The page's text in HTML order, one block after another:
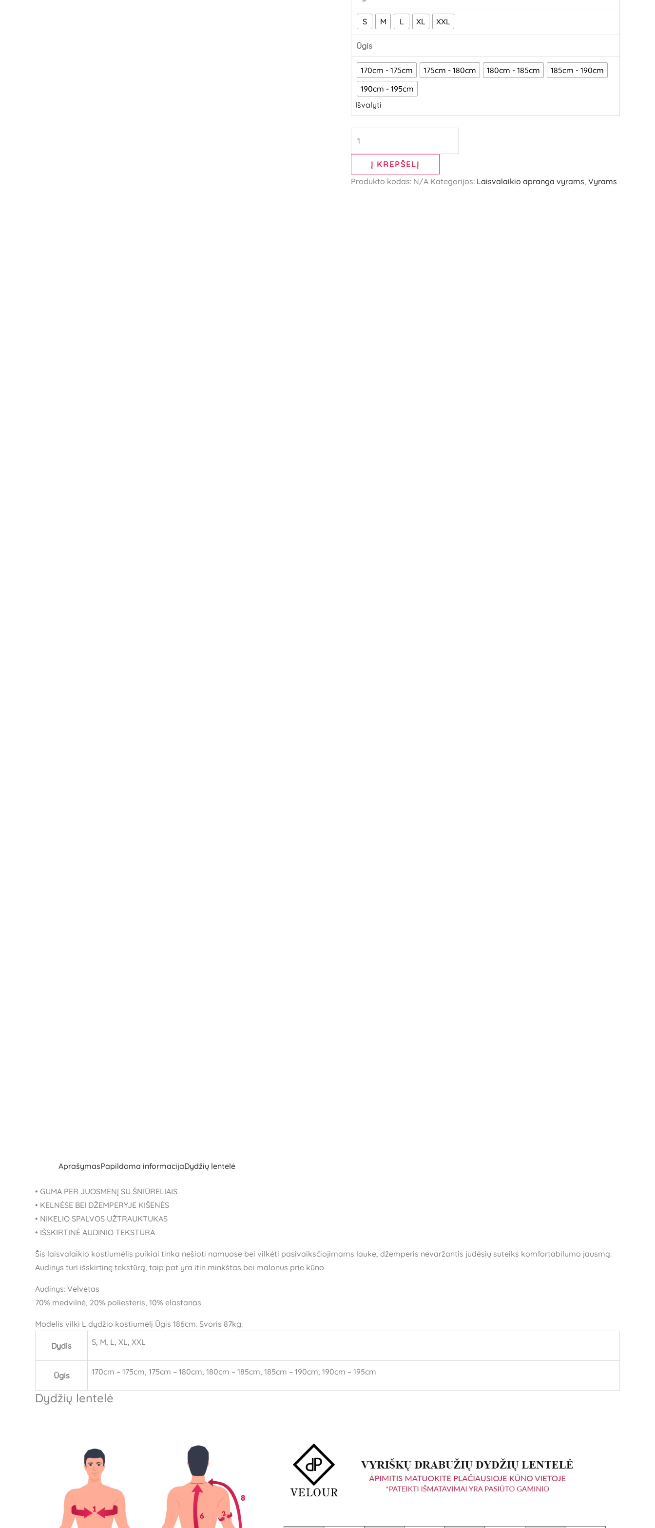
S M L XL XXL
Ūgis
170cm - 175cm 175cm - 180cm 180cm - 185cm
185cm - 190cm
190cm - 195cm
Išvalyti
Į KREPŠELĮ
Produkto kodas: N/A Kategorijos: Laisvalaikio apranga vyrams, Vyrams
AprašymasPapildoma informacijaDydžių lentelė
• GUMA PER JUOSMENĮ SU ŠNIŪRELIAIS
• KELNĖSE BEI DŽEMPERYJE KIŠENĖS
• NIKELIO SPALVOS UŽTRAUKTUKAS
• IŠSKIRTINĖ AUDINIO TEKSTŪRA
Šis laisvalaikio kostiumėlis puikiai tinka nešioti namuose bei vilkėti pasivaiksčiojimams lauke, džemperis nevaržantis judėsių suteiks komfortabilumo jausmą.
Audinys turi išskirtinę tekstūrą, taip pat yra itin minkštas bei malonus prie kūno
Audinys: Velvetas
70% medvilnė, 20% poliesteris, 10% elastanas
Modelis vilki L dydžio kostiumėlį Ūgis 186cm. Svoris 87kg.
Dydis S, M, L, XL, XXL
Ūgis 170cm – 175cm, 175cm – 180cm, 180cm – 185cm, 185cm – 190cm, 190cm – 195cm
Dydžių lentelė